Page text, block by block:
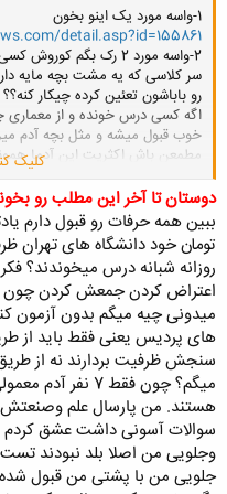
تحصيلی، يارانه غذای دانشجويی و
امکانات آموزشی و کمک آموزشی
مدارک علمی بدون پرداخت هزينه
رستوران، مجتمع ورزشی، ... به
استفاده کنند.
2- دانشجويان در طول دوره ملزم
آموزشی و انضباطی دانشگاه
3- مسئوليت صحت کليه مندرجات
متقاضی می‏باشد. درصورت
ارائه کرده و منجر به پذيرش وی
می‏گردد.
4- وجه ثبت نام شرکت در آزمون
صورتيکه بدليل به حد نصاب
پذيرش دانشجو در آن رشته صرف
1-واسه مورد یک اینو بخون
detail.asp?id=155861
سر کلاسی که یه مشت بچه مایه
رو باباشون تعئین کرده چیکار کنه؟؟
اگه کسی درس خونده و از معماری
خوب قبول میشه و مثل بچه آدم
مطمعن باش اکثریت این آدما
میاوردند و به ریش ما میخندیدند.
میفهمن که روزانه بهشتی
متن بلند بالا در این مورد خوندم
بعدش هیچی
3- میگی از نظر کاری مشکل
بخوایم بریم سر کار به اصغر معمار
گذاشته سرشو همه بهش میگن
وقتی بخوایم بریم سر کار باید
دیگه خلاصه کارفرما یه آدم
چی
گذشته از این حرفا اینجور آدما
کنند.
4-کوروش دیگه هیچکی ندونه
کیمیا هم حرفهایی زده ولی خب
کلیک
دوستان تا آخر این مطلب رو
تومان خود دانشگاه های تهران
اعتراض کردن جمعش کردن
میدونی چیه میگم بدون آزمون
های پردیس یعنی فقط باید از
میگم؟ چون فقط 7
هستند. من پارسال علم وصنعتش
وجلویی من اصلا بلد نبودند
جلویی من با پشتی من قبول